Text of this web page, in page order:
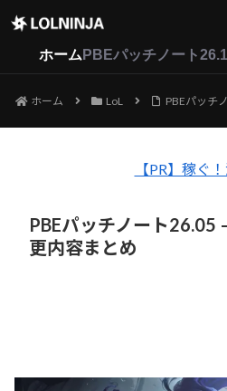
ホーム PBEパッチノート
ホーム LoL PBEパッチノ
【PR】稼ぐ
PBEパッチノート26.05
更内容まとめ